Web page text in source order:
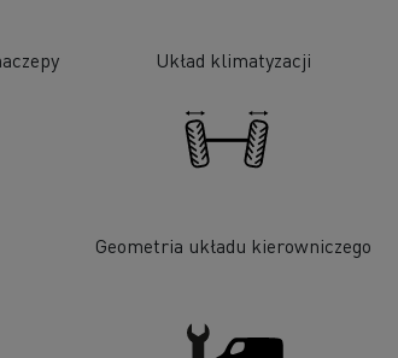
Układ klimatyzacji
Geometria układu kierowniczego